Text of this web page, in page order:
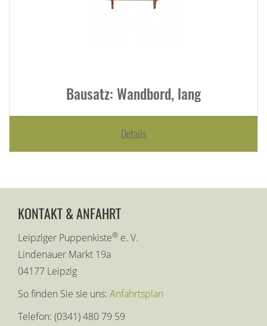
Bausatz: Wandbord, lang
Details
KONTAKT & ANFAHRT
Leipziger Puppenkiste® e. V.
Lindenauer Markt 19a
04177 Leipzig
So finden Sie sie uns: Anfahrtsplan
Telefon: (0341) 480 79 59